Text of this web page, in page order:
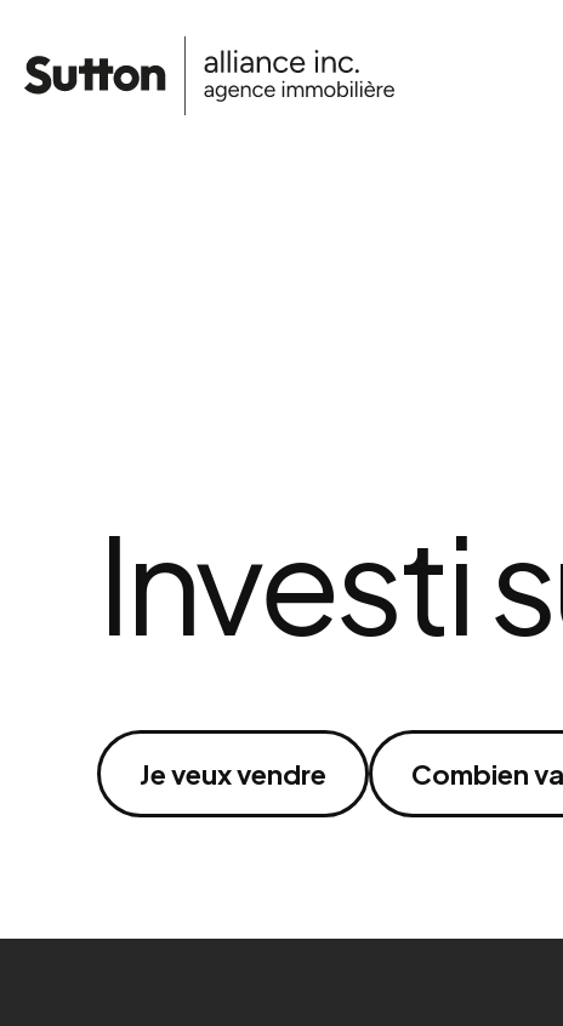
Investi
Je veux vendre Combien